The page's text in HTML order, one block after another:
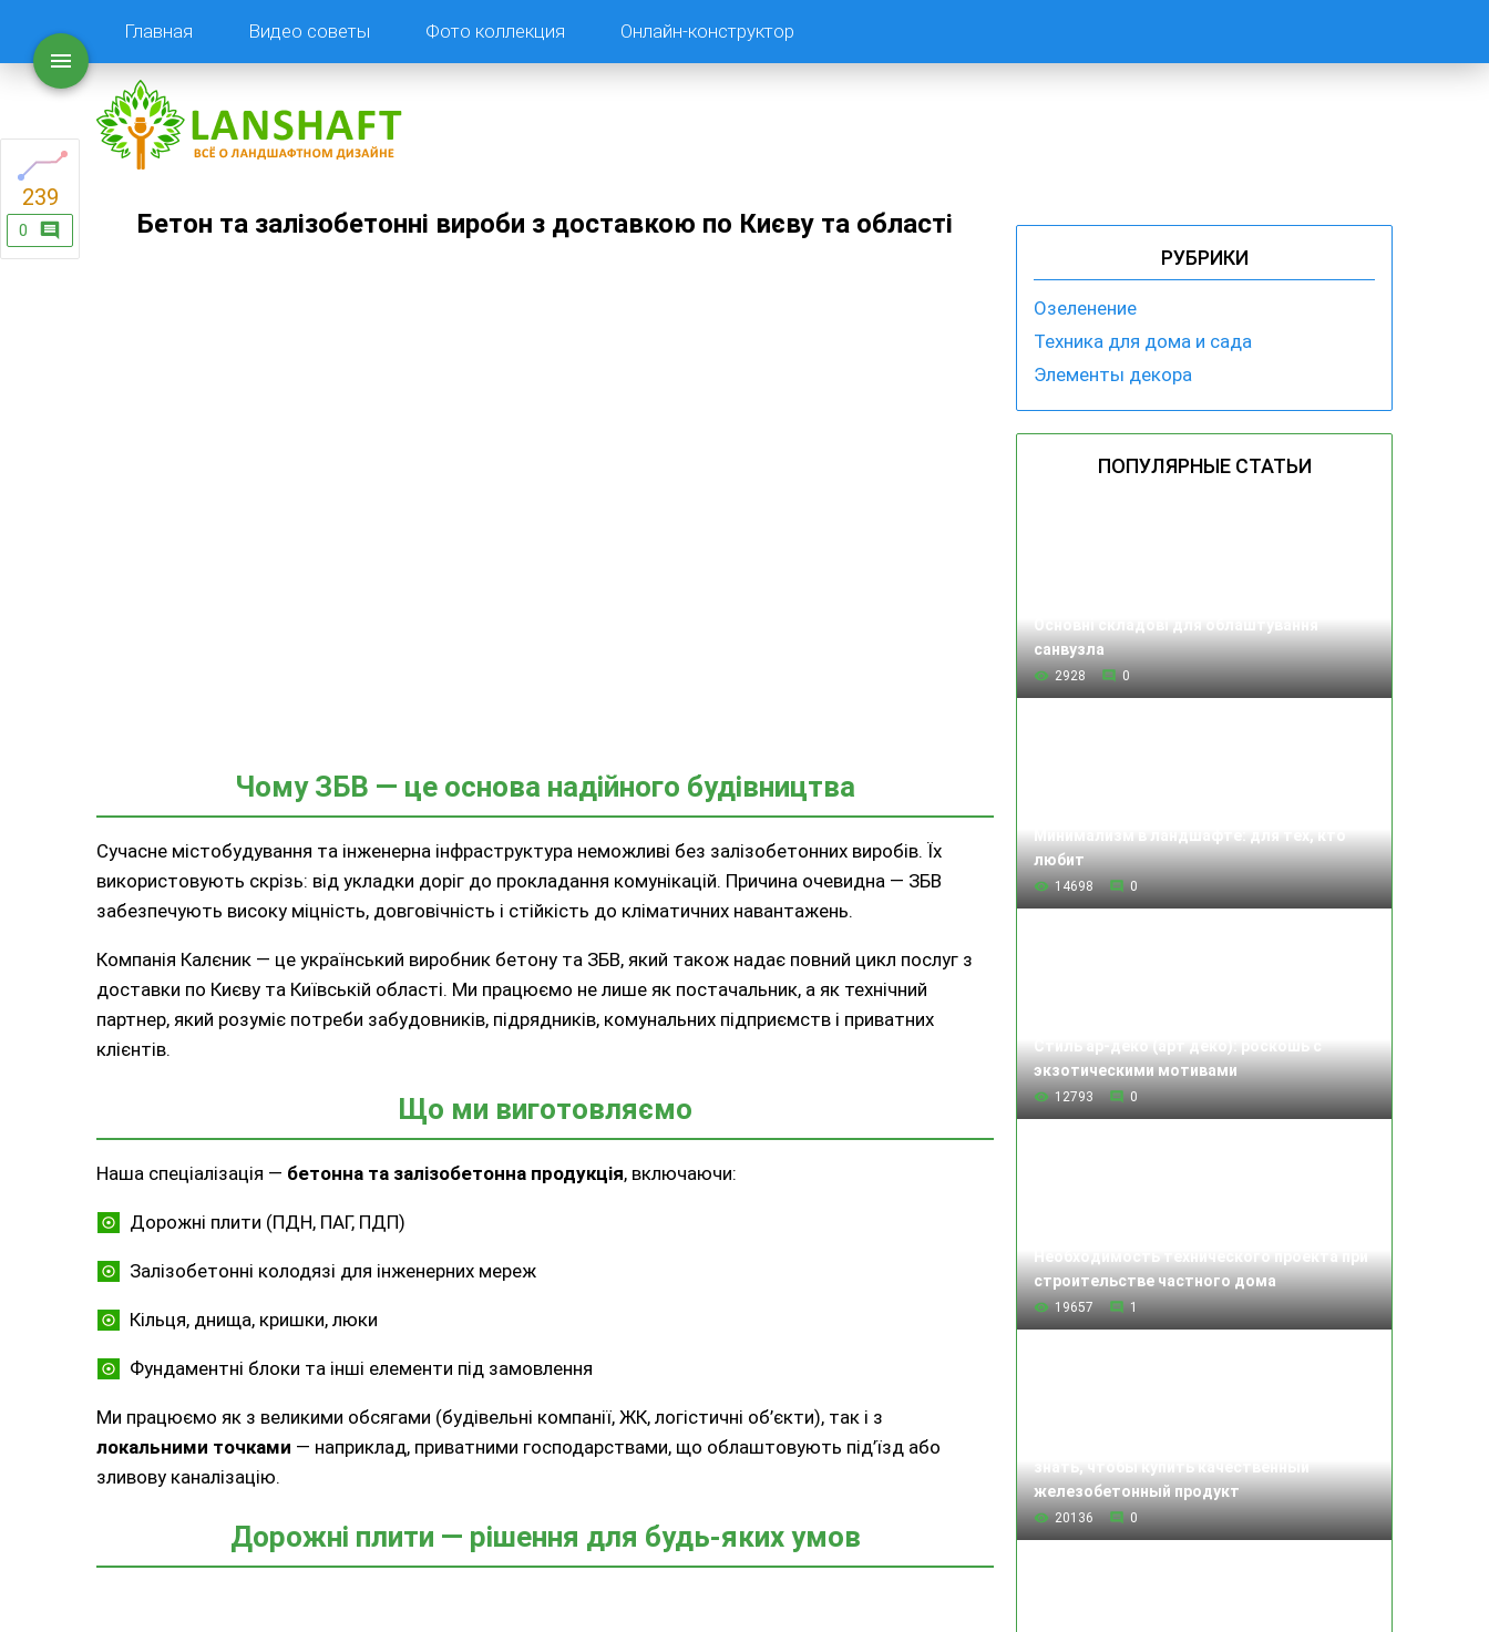
Главная Видео советы Фото коллекция Онлайн-конструктор
РУБРИКИ
Озеленение
Техника для дома и сада
Элементы декора
ПОПУЛЯРНЫЕ СТАТЬИ
санвузла
2928 0
любит
14698 0
экзотическими мотивами
12793 0
строительстве частного дома
19657 1
железобетонный продукт
20136 0
Бетон та залізобетонні вироби з доставкою по Києву та області
0
239
Чому ЗБВ — це основа надійного будівництва
Сучасне містобудування та інженерна інфраструктура неможливі без залізобетонних виробів. Їх
використовують скрізь: від укладки доріг до прокладання комунікацій. Причина очевидна — ЗБВ
забезпечують високу міцність, довговічність і стійкість до кліматичних навантажень.
Компанія Калєник — це український виробник бетону та ЗБВ, який також надає повний цикл послуг з
доставки по Києву та Київській області. Ми працюємо не лише як постачальник, а як технічний
партнер, який розуміє потреби забудовників, підрядників, комунальних підприємств і приватних
клієнтів.
Що ми виготовляємо
Наша спеціалізація — бетонна та залізобетонна продукція, включаючи:
Дорожні плити (ПДН, ПАГ, ПДП)
Залізобетонні колодязі для інженерних мереж
Кільця, днища, кришки, люки
Фундаментні блоки та інші елементи під замовлення
Ми працюємо як з великими обсягами (будівельні компанії, ЖК, логістичні об’єкти), так і з
локальними точками — наприклад, приватними господарствами, що облаштовують під’їзд або
зливову каналізацію.
Дорожні плити — рішення для будь-яких умов